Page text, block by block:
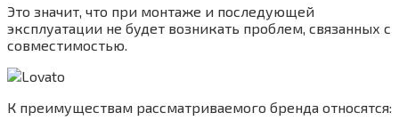
Это значит, что при монтаже и последующей
эксплуатации не будет возникать проблем, связанных с
совместимостью.
К преимуществам рассматриваемого бренда относятся: